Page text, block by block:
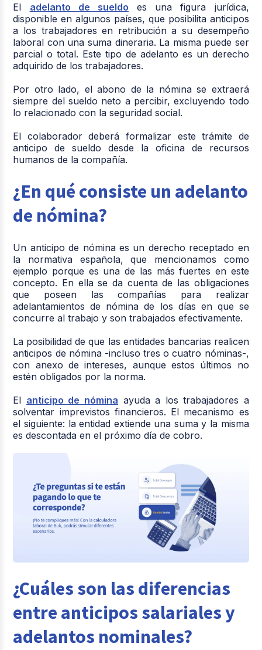
El adelanto de sueldo es una figura jurídica,
disponible en algunos países, que posibilita anticipos
a los trabajadores en retribución a su desempeño
laboral con una suma dineraria. La misma puede ser
parcial o total. Este tipo de adelanto es un derecho
adquirido de los trabajadores.
Por otro lado, el abono de la nómina se extraerá
siempre del sueldo neto a percibir, excluyendo todo
lo relacionado con la seguridad social.
El colaborador deberá formalizar este trámite de
anticipo de sueldo desde la oficina de recursos
humanos de la compañía.
¿En qué consiste un adelanto
de nómina?
Un anticipo de nómina es un derecho receptado en
la normativa española, que mencionamos como
ejemplo porque es una de las más fuertes en este
concepto. En ella se da cuenta de las obligaciones
que poseen las compañías para realizar
adelantamientos de nómina de los días en que se
concurre al trabajo y son trabajados efectivamente.
La posibilidad de que las entidades bancarias realicen
anticipos de nómina -incluso tres o cuatro nóminas-,
con anexo de intereses, aunque estos últimos no
estén obligados por la norma.
El anticipo de nómina ayuda a los trabajadores a
solventar imprevistos financieros. El mecanismo es
el siguiente: la entidad extiende una suma y la misma
es descontada en el próximo día de cobro.
¿Cuáles son las diferencias
entre anticipos salariales y
adelantos nominales?